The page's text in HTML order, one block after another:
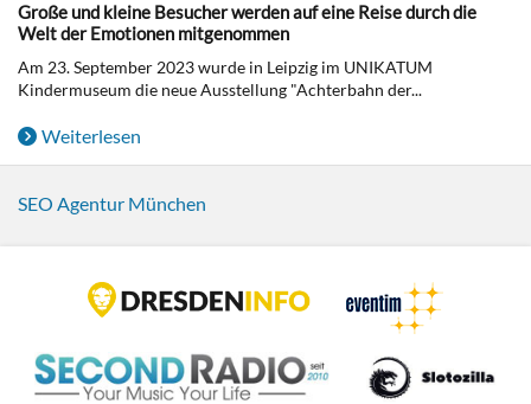
Große und kleine Besucher werden auf eine Reise durch die
Welt der Emotionen mitgenommen
Am 23. September 2023 wurde in Leipzig im UNIKATUM
Kindermuseum die neue Ausstellung "Achterbahn der...
Weiterlesen
SEO Agentur München